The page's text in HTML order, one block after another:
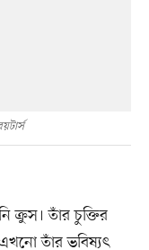
ক্রুস। তাঁর চুক্তির
তাঁর ভবিষ্যৎ